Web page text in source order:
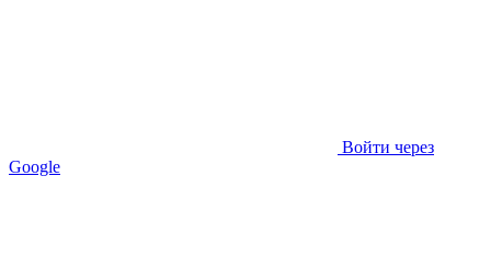
Войти через
Google